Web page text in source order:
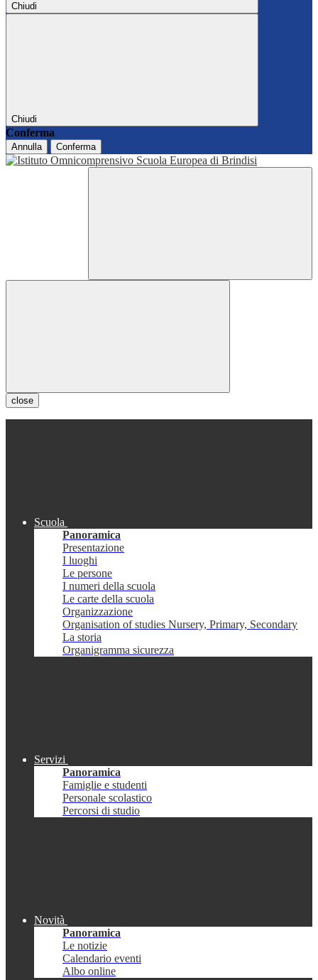
Chiudi
Chiudi
Conferma
Annulla Conferma
close
Scuola
Panoramica
Presentazione
I luoghi
Le persone
I numeri della scuola
Le carte della scuola
Organizzazione
Organisation of studies Nursery, Primary, Secondary
La storia
Organigramma sicurezza
Servizi
Panoramica
Famiglie e studenti
Personale scolastico
Percorsi di studio
Novità
Panoramica
Le notizie
Calendario eventi
Albo online